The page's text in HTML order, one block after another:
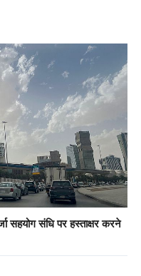
सहयोग संधि पर हस्ताक्षर करने